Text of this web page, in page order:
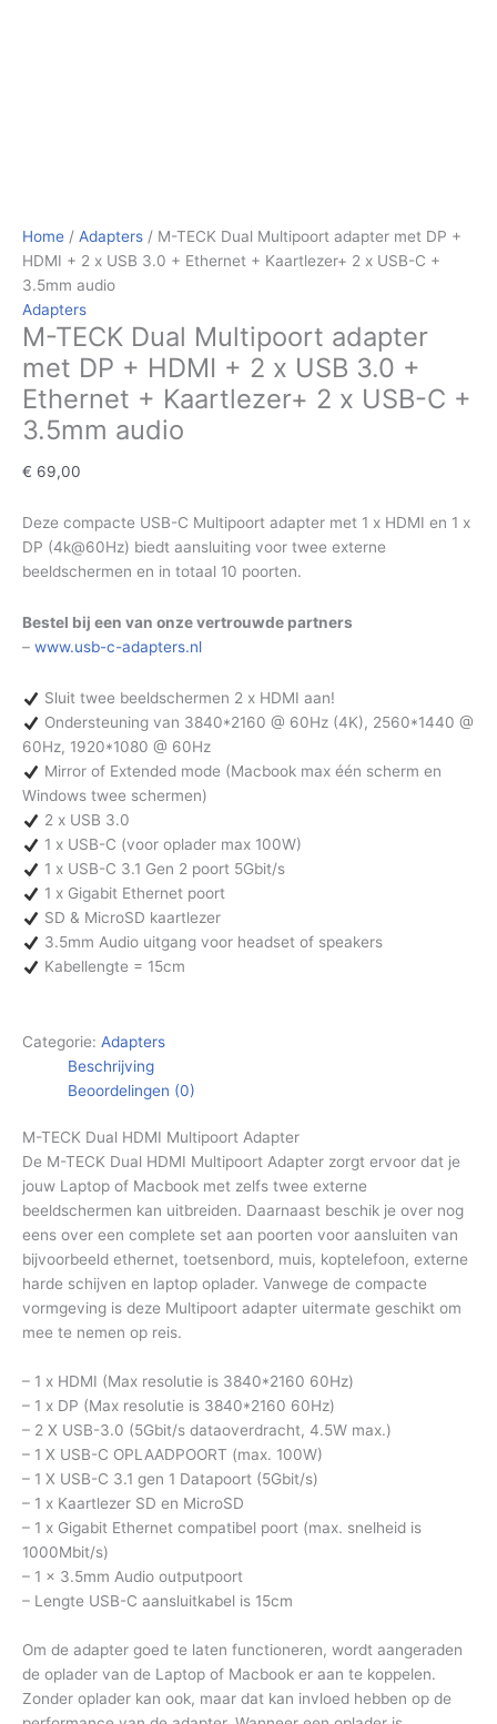
Home / Adapters / M-TECK Dual Multipoort adapter met DP +
HDMI + 2 x USB 3.0 + Ethernet + Kaartlezer+ 2 x USB-C +
3.5mm audio
Adapters
M-TECK Dual Multipoort adapter
met DP + HDMI + 2 x USB 3.0 +
Ethernet + Kaartlezer+ 2 x USB-C +
3.5mm audio
€ 69,00
Deze compacte USB-C Multipoort adapter met 1 x HDMI en 1 x
DP (4k@60Hz) biedt aansluiting voor twee externe
beeldschermen en in totaal 10 poorten.
Bestel bij een van onze vertrouwde partners
– www.usb-c-adapters.nl
Sluit twee beeldschermen 2 x HDMI aan!
Ondersteuning van 3840*2160 @ 60Hz (4K), 2560*1440 @
60Hz, 1920*1080 @ 60Hz
Mirror of Extended mode (Macbook max één scherm en
Windows twee schermen)
2 x USB 3.0
1 x USB-C (voor oplader max 100W)
1 x USB-C 3.1 Gen 2 poort 5Gbit/s
1 x Gigabit Ethernet poort
SD & MicroSD kaartlezer
3.5mm Audio uitgang voor headset of speakers
Kabellengte = 15cm
Categorie: Adapters
Beschrijving
Beoordelingen (0)
M-TECK Dual HDMI Multipoort Adapter
De M-TECK Dual HDMI Multipoort Adapter zorgt ervoor dat je
jouw Laptop of Macbook met zelfs twee externe
beeldschermen kan uitbreiden. Daarnaast beschik je over nog
eens over een complete set aan poorten voor aansluiten van
bijvoorbeeld ethernet, toetsenbord, muis, koptelefoon, externe
harde schijven en laptop oplader. Vanwege de compacte
vormgeving is deze Multipoort adapter uitermate geschikt om
mee te nemen op reis.
– 1 x HDMI (Max resolutie is 3840*2160 60Hz)
– 1 x DP (Max resolutie is 3840*2160 60Hz)
– 2 X USB-3.0 (5Gbit/s dataoverdracht, 4.5W max.)
– 1 X USB-C OPLAADPOORT (max. 100W)
– 1 X USB-C 3.1 gen 1 Datapoort (5Gbit/s)
– 1 x Kaartlezer SD en MicroSD
– 1 x Gigabit Ethernet compatibel poort (max. snelheid is
1000Mbit/s)
– 1 x 3.5mm Audio outputpoort
– Lengte USB-C aansluitkabel is 15cm
Om de adapter goed te laten functioneren, wordt aangeraden
de oplader van de Laptop of Macbook er aan te koppelen.
Zonder oplader kan ook, maar dat kan invloed hebben op de